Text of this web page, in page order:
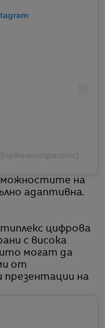
на
адаптивна.
цифрова
с висока
могат да
от
презентации на